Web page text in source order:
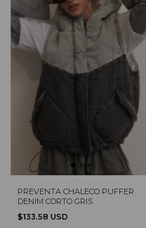
PREVENTA CHALECO PUFFER
DENIM CORTO GRIS
$133.58 USD